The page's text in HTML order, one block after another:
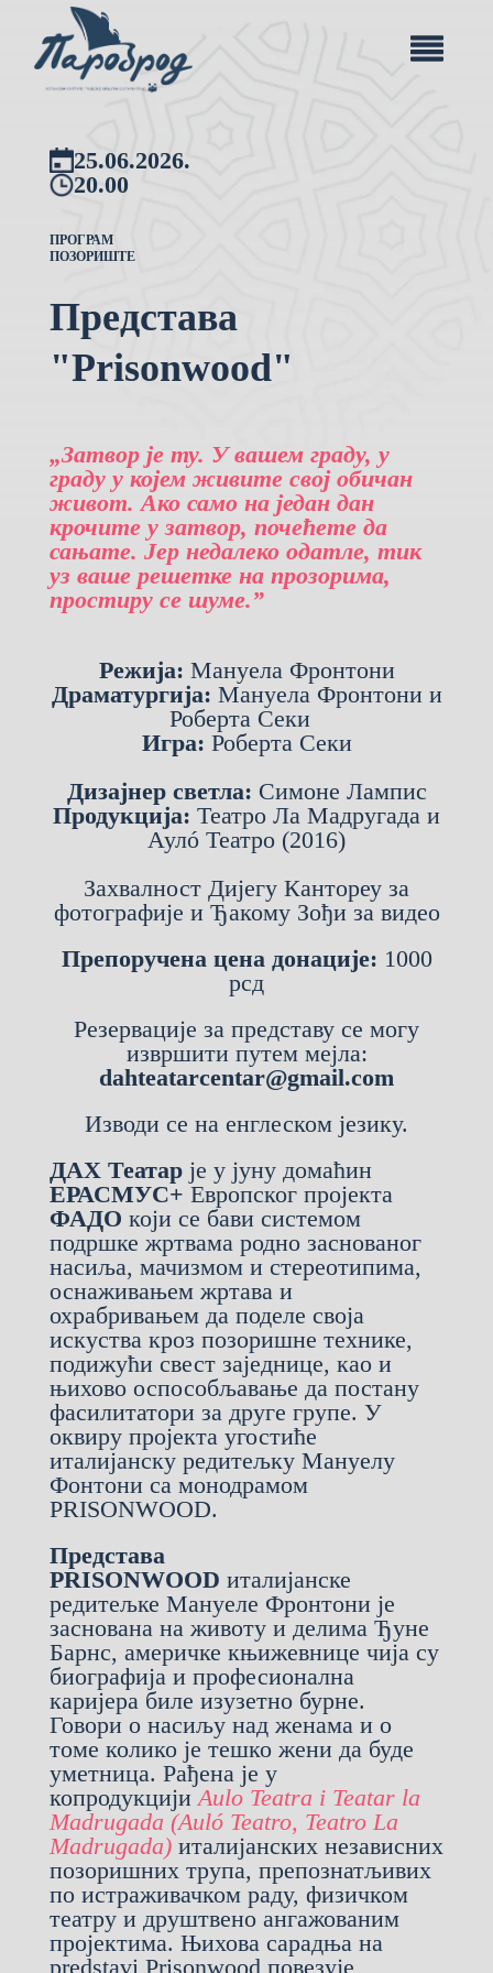
25.06.2026.
20.00
ПРОГРАМ
ПОЗОРИШТЕ
Представа
"Prisonwood"
„Затвор је ту. У вашем граду, у
граду у којем живите свој обичан
живот. Ако само на један дан
крочите у затвор, почећете да
сањате. Јер недалеко одатле, тик
уз ваше решетке на прозорима,
простиру се шуме.”
Режија: Мануела Фронтони
Драматургија: Мануела Фронтони и
Роберта Секи
Игра: Роберта Секи
Дизајнер светла: Симоне Лампис
Продукција: Театро Ла Мадругада и
Аулó Театро (2016)
Захвалност Дијегу Кантореу за
фотографије и Ђакому Зођи за видео
Препоручена цена донације: 1000
рсд
Резервације за представу се могу
извршити путем мејла:
dahteatarcentar@gmail.com
Изводи се на енглеском језику.
ДАХ Театарје у јуну домаћин
ЕРАСМУС+ Европског пројекта
ФАДО који се бави системом
подршке жртвама родно заснованог
насиља, мачизмом и стереотипима,
оснаживањем жртава и
охрабривањем да поделе своја
искуства кроз позоришне технике,
подижући свест заједнице, као и
њихово оспособљавање да постану
фасилитатори за друге групе. У
оквиру пројекта угостиће
италијанску редитељку Мануелу
Фонтони са монодрамом
PRISONWOOD.
Представа
PRISONWOOD италијанске
редитељке Мануеле Фронтони је
заснована на животу и делима Ђуне
Барнс, америчке књижевнице чија су
биографија и професионална
каријера биле изузетно бурне.
Говори о насиљу над женама и о
томе колико је тешко жени да буде
уметница. Рађена је у
копродукцији Aulo Teatra i Teatar la
Madrugada (Auló Teatro, Teatro La
Madrugada)италијанских независних
позоришних трупа, препознатљивих
по истраживачком раду, физичком
театру и друштвено ангажованим
пројектима. Њихова сарадња на
predstavi Prisonwood повезује